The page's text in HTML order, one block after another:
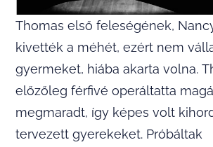
Thomas első feleségének,
kivették a méhét, ezért nem
gyermeket, hiába akarta volna.
előzőleg férfivé operáltatta
megmaradt, így képes volt
tervezett gyerekeket. Próbáltak